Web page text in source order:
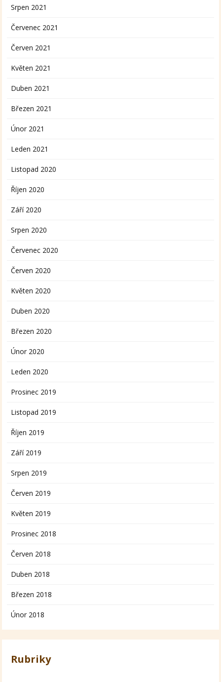
Srpen 2021
Červenec 2021
Červen 2021
Květen 2021
Duben 2021
Březen 2021
Únor 2021
Leden 2021
Listopad 2020
Říjen 2020
Září 2020
Srpen 2020
Červenec 2020
Červen 2020
Květen 2020
Duben 2020
Březen 2020
Únor 2020
Leden 2020
Prosinec 2019
Listopad 2019
Říjen 2019
Září 2019
Srpen 2019
Červen 2019
Květen 2019
Prosinec 2018
Červen 2018
Duben 2018
Březen 2018
Únor 2018
Rubriky